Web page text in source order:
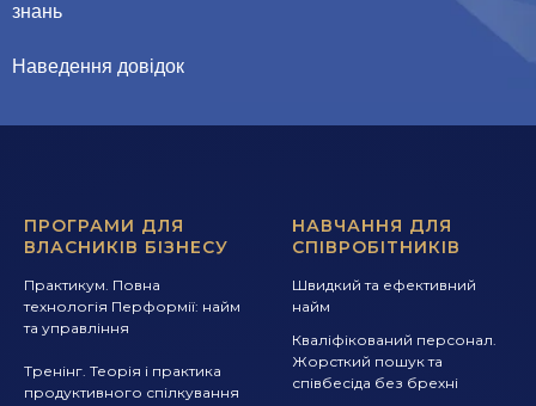
знань
Наведення довідок
ПРОГРАМИ ДЛЯ
ВЛАСНИКІВ БІЗНЕСУ
Практикум. Повна
технологія Перформії: найм
та управління
Тренінг. Теорія і практика
продуктивного спілкування
НАВЧАННЯ ДЛЯ
СПІВРОБІТНИКІВ
Швидкий та ефективний
найм
Кваліфікований персонал.
Жорсткий пошук та
співбесіда без брехні